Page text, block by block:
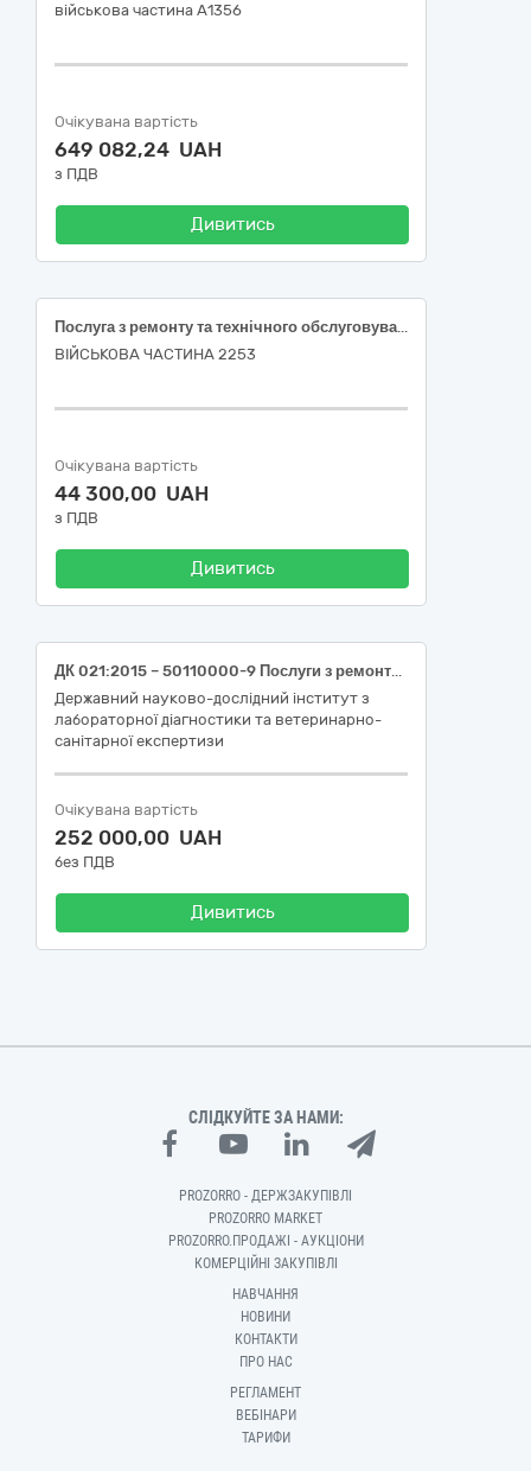
військова частина А1356
Очікувана вартість
649 082,24 UAH
з ПДВ
Дивитись
Послуга з ремонту та технічного обслуговування транспортного засобу з використанням запасних частин та матеріалів виконавця (поточний ремонт FIAT DUKATO 15 LADVOGN, шасі ZFA24400007491708) за кодом ДК 021:2015 50110000-9 (послуги з ремонту і технічного обслуговування мототранспортних засобів і супутнього обладнання)
ВІЙСЬКОВА ЧАСТИНА 2253
Очікувана вартість
44 300,00 UAH
з ПДВ
Дивитись
ДК 021:2015 – 50110000-9 Послуги з ремонту і технічного обслуговування мототранспортних засобів і супутнього обладнання (Технічне обслуговування автотранспортних засобів)
Державний науково-дослідний інститут з
лабораторної діагностики та ветеринарно-
санітарної експертизи
Очікувана вартість
252 000,00 UAH
без ПДВ
Дивитись
СЛІДКУЙТЕ ЗА НАМИ:
PROZORRO - ДЕРЖЗАКУПІВЛІ
PROZORRO MARKET
PROZORRO.ПРОДАЖІ - АУКЦІОНИ
КОМЕРЦІЙНІ ЗАКУПІВЛІ
НАВЧАННЯ
НОВИНИ
КОНТАКТИ
ПРО НАС
РЕГЛАМЕНТ
ВЕБІНАРИ
ТАРИФИ